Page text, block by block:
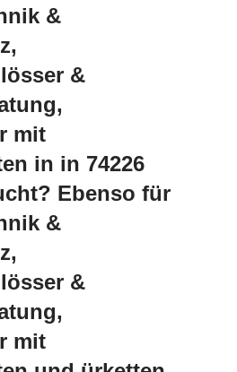
&
&
mit
in in 74226
Ebenso für
&
&
mit